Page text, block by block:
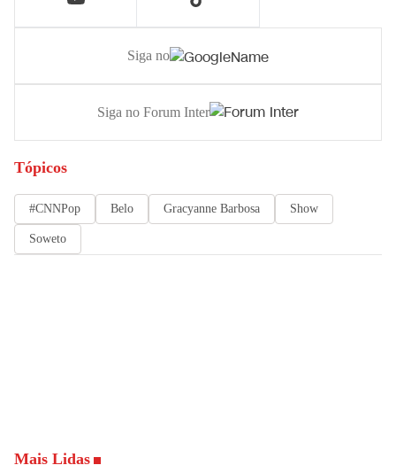
Siga no
Siga no Forum Inter
Tópicos
#CNNPop Belo Gracyanne Barbosa Show
Soweto
Mais Lidas